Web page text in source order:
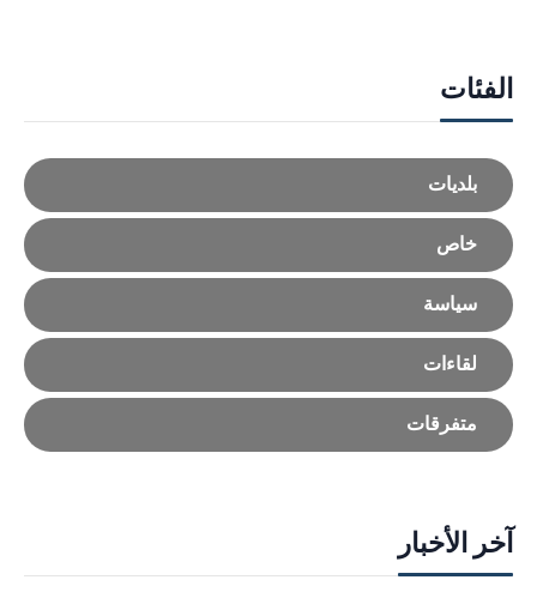
الفئات
بلديات
خاص
سياسة
لقاءات
متفرقات
آخر الأخبار